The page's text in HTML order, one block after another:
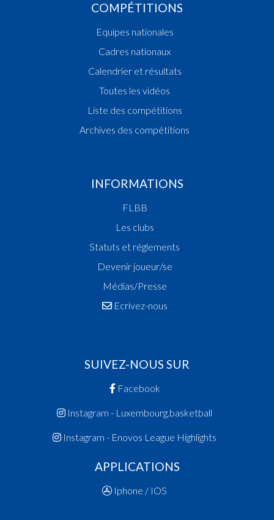
COMPÉTITIONS
Equipes nationales
Cadres nationaux
Calendrier et résultats
Toutes les vidéos
Liste des compétitions
Archives des compétitions
INFORMATIONS
FLBB
Les clubs
Statuts et réglements
Devenir joueur/se
Médias/Presse
Ecrivez-nous
SUIVEZ-NOUS SUR
Facebook
Instagram - Luxembourg.basketball
Instagram - Enovos League Highlights
APPLICATIONS
Iphone / IOS